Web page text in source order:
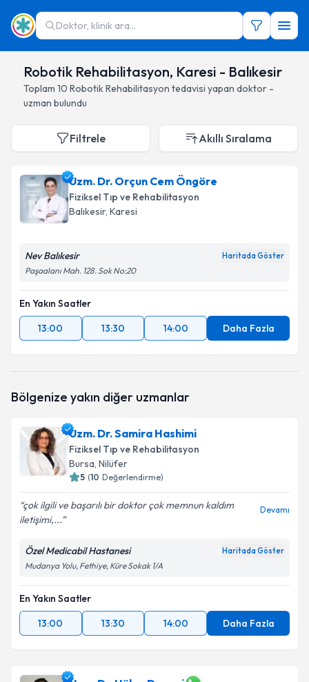
Doktor, klinik ara...
Robotik Rehabilitasyon, Karesi - Balıkesir
Toplam 10 Robotik Rehabilitasyon tedavisi yapan doktor -
uzman bulundu
Filtrele Akıllı Sıralama
Uzm. Dr. Orçun Cem Öngöre
Fiziksel Tıp ve Rehabilitasyon
Balıkesir, Karesi
Nev Balıkesir Haritada Göster
Paşaalanı Mah. 128. Sok No:20
En Yakın Saatler
13:00
13:30 14:00 Daha Fazla
Bölgenize yakın diğer uzmanlar
Uzm. Dr. Samira Hashimi
Fiziksel Tıp ve Rehabilitasyon
Bursa, Nilüfer
5 (10 Değerlendirme)
çok ilgili ve başarılı bir doktor çok memnun kaldım
iletişimi,...
Devamı
Özel Medicabil Hastanesi Haritada Göster
Mudanya Yolu, Fethiye, Küre Sokak 1/A
En Yakın Saatler
13:00
13:30 14:00 Daha Fazla